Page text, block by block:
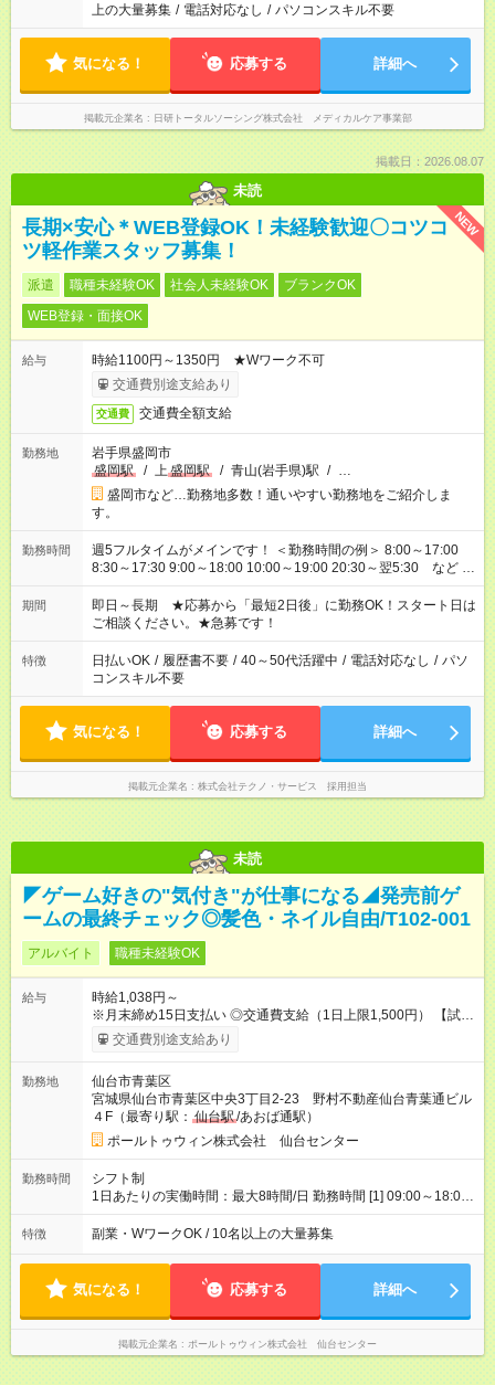
上の大量募集 / 電話対応なし / パソコンスキル不要
気になる！ 応募する 詳細へ
掲載元企業名 日研トータルソーシング株式会社 メディカルケア事業部
掲載日：2026.08.07
未読
NEW
長期×安心＊WEB登録OK！未経験歓迎〇コツコ
ツ軽作業スタッフ募集！
派遣 職種未経験OK 社会人未経験OK
ブランクOK
WEB登録・面接OK
給与
時給1100円～1350円 ★Wワーク不可
交通費別途支給あり
交通費 交通費全額支給
勤務地
岩手県盛岡市
盛岡駅
/ 上盛岡駅 / 青山(岩手県)駅 / …
盛岡市など…勤務地多数！通いやすい勤務地をご紹介しま
す。
勤務時間
週5フルタイムがメインです！ ＜勤務時間の例＞ 8:00～17:00
8:30～17:30 9:00～18:00 10:00～19:00 20:30～翌5:30 など ★
その他にも勤務時間多数！ 日勤のみ、残業なし、交替制など
ご希望を教えてください！
期間
即日～長期 ★応募から「最短2日後」に勤務OK！スタート日は
ご相談ください。★急募です！
特徴 日払いOK / 履歴書不要 / 40～50代活躍中 / 電話対応なし / パソ
コンスキル不要
気になる！ 応募する 詳細へ
掲載元企業名 株式会社テクノ・サービス 採用担当
未読
◤ゲーム好きの"気付き"が仕事になる◢発売前ゲ
ームの最終チェック◎髪色・ネイル自由/T102-001
アルバイト 職種未経験OK
給与
時給1,038円～
※月末締め15日支払い ◎交通費支給（1日上限1,500円） 【試用
期間】試用期間なし
交通費別途支給あり
勤務地
仙台市青葉区
宮城県仙台市青葉区中央3丁目2-23 野村不動産仙台青葉通ビル
４F（最寄り駅： 仙台駅/あおば通駅）
ポールトゥウィン株式会社 仙台センター
勤務時間
シフト制
1日あたりの実働時間：最大8時間/日 勤務時間 [1] 09:00～18:00
[2] 10:00～19:00 [3] 10:30～19:30 最低勤務日数(週)：2日 【シ
フトの決め方】 シフトサイクル：1ヶ月 シフト提出期限：シフ
・昼休憩1時間、その他小休憩あり
特徴 副業・WワークOK / 10名以上の大量募集
気になる！ 応募する 詳細へ
掲載元企業名 ポールトゥウィン株式会社 仙台センター